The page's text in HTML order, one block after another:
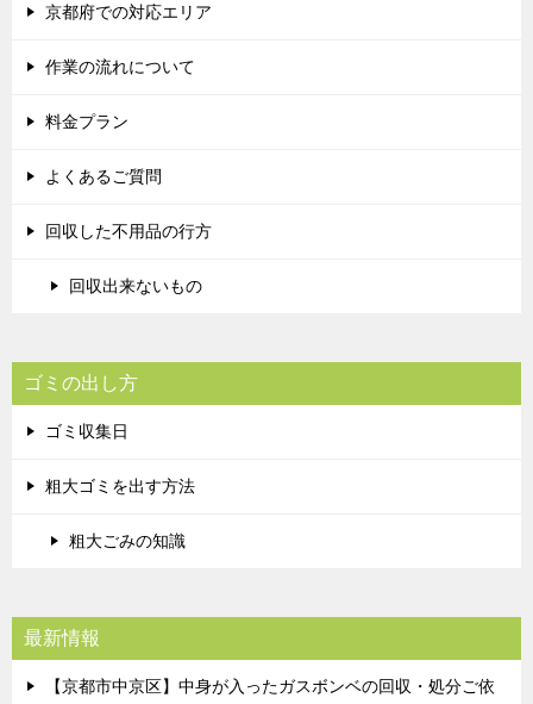
京都府での対応エリア
作業の流れについて
料金プラン
よくあるご質問
回収した不用品の行方
回収出来ないもの
ゴミの出し方
ゴミ収集日
粗大ゴミを出す方法
粗大ごみの知識
最新情報
【京都市中京区】中身が入ったガスボンベの回収・処分ご依